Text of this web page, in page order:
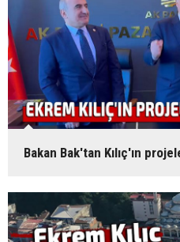
Bakan Bak'tan Kılıç'ın